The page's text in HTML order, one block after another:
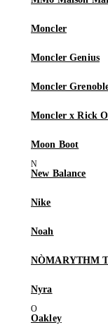
Moncler
Moncler Genius
Moncler
Moncler x Rick
Moon Boot
New Balance
Nike
Noah
NÒMARYTHM
Nyra
Oakley